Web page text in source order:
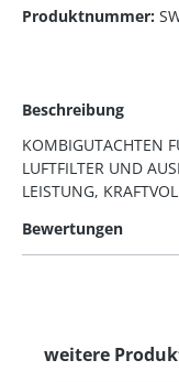
Produktnummer:
Beschreibung
KOMBIGUTACHTEN
LUFTFILTER UND
LEISTUNG,
Bewertungen
weitere